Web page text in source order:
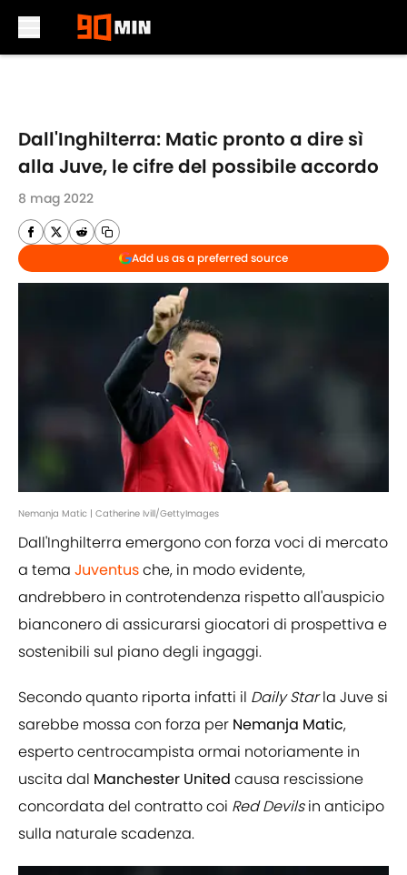
Dall'Inghilterra: Matic pronto a dire sì
alla Juve, le cifre del possibile accordo
8 mag 2022
Add us as a preferred source
Nemanja Matic | Catherine Ivill/GettyImages
Dall'Inghilterra emergono con forza voci di mercato
a tema Juventusche, in modo evidente,
andrebbero in controtendenza rispetto all'auspicio
bianconero di assicurarsi giocatori di prospettiva e
sostenibili sul piano degli ingaggi.
Secondo quanto riporta infatti il Daily Starla Juve si
sarebbe mossa con forza per Nemanja Matic,
esperto centrocampista ormai notoriamente in
uscita dal Manchester United causa rescissione
concordata del contratto coi Red Devilsin anticipo
sulla naturale scadenza.